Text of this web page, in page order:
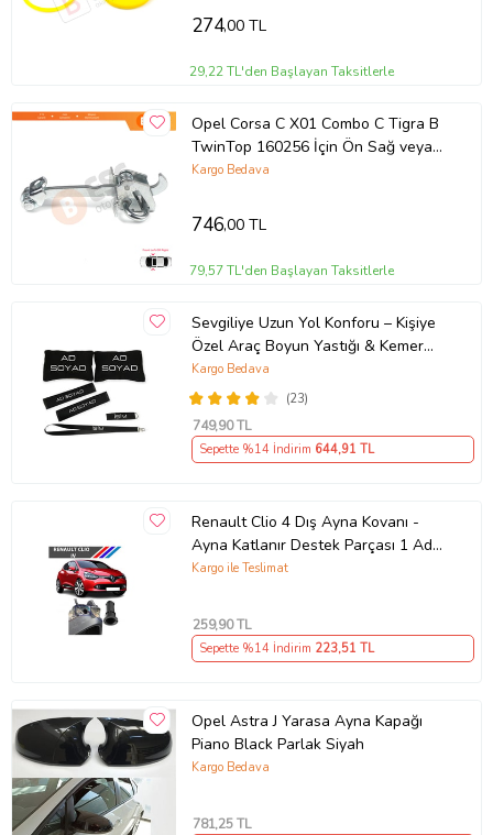
274,00 TL
29,22 TL'den Başlayan Taksitlerle
Opel Corsa C X01 Combo C Tigra B
TwinTop 160256 İçin Ön Sağ veya
Sol Kapı Gergi Yayı
Kargo Bedava
746,00 TL
79,57 TL'den Başlayan Taksitlerle
Sevgiliye Uzun Yol Konforu – Kişiye
Özel Araç Boyun Yastığı & Kemer
Pedi Hediye Seti
(23)
Kargo Bedava
749,90 TL
Sepette %14 İndirim 644,91 TL
Renault Clio 4 Dış Ayna Kovanı -
Ayna Katlanır Destek Parçası 1 Adet
490307706 M3625
Kargo ile Teslimat
259,90 TL
Sepette %14 İndirim 223,51 TL
Opel Astra J Yarasa Ayna Kapağı
Piano Black Parlak Siyah
Kargo Bedava
781,25 TL